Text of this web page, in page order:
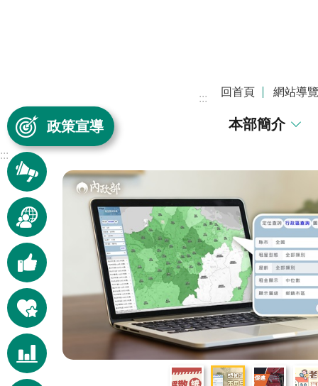
:::
回首頁 網站導覽
本部簡介
政策宣導
訊息
快遞
本部
動態
好康
報報
快捷
服務
視覺
:::